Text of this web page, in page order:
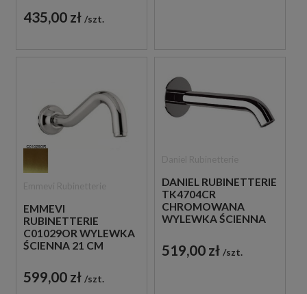
435,00 zł szt.
EMMEVI
RUBINETTERIE
C01029OR WYLEWKA
ŚCIENNA 21 CM
599,00 zł szt.
DANIEL RUBINETTERIE
TK4704CR
CHROMOWANA
WYLEWKA ŚCIENNA
519,00 zł szt.